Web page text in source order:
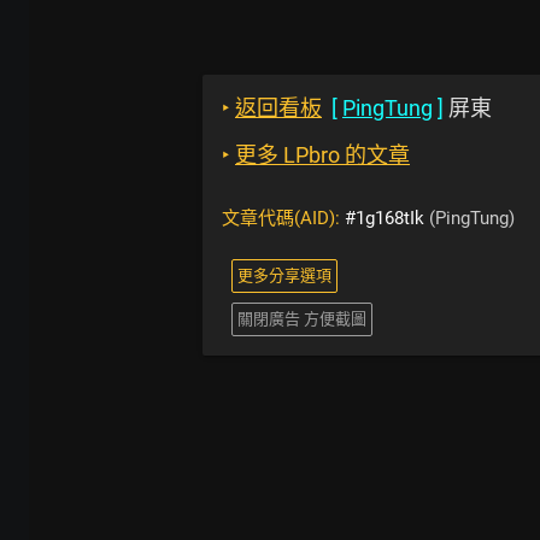
‣ 返回看板 [ PingTung ] 屏東
‣ 更多 LPbro 的文章
文章代碼(AID): #1g168tIk (PingTung)
更多分享選項
關閉廣告 方便截圖